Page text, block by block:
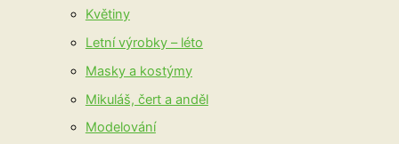
Květiny
Letní výrobky – léto
Masky a kostýmy
Mikuláš, čert a anděl
Modelování